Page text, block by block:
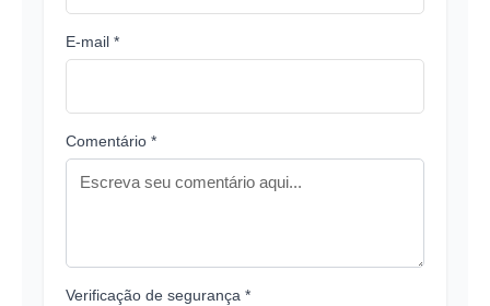
E-mail *
Comentário *
Verificação de segurança *